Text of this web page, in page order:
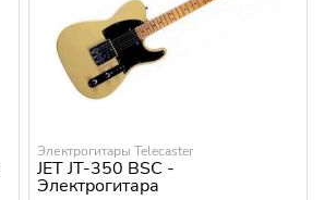
Электрогитары Telecaster
JET JT-350 BSC -
Электрогитара